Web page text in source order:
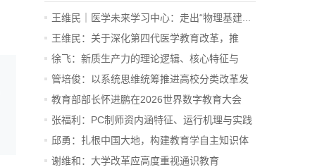
王维民｜医学未来学习中心：走出“物理基建...
王维民：关于深化第四代医学教育改革，推
进...
徐飞：新质生产力的理论逻辑、核心特征与
战...
管培俊：以系统思维统筹推进高校分类改革发
展
教育部部长怀进鹏在2026世界数字教育大会
上...
张福利：PC制师资内涵特征、运行机理与实践
价值
邱勇：扎根中国大地，构建教育学自主知识体
系
谢维和：大学改革应高度重视通识教育